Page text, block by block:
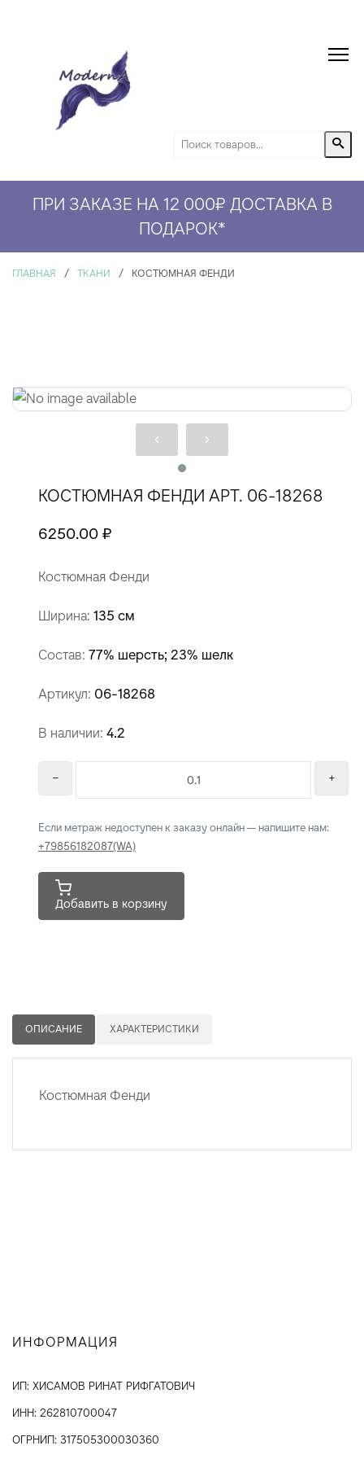
ПРИ ЗАКАЗЕ НА 12 000₽ ДОСТАВКА В
ПОДАРОК*
ГЛАВНАЯ / ТКАНИ / КОСТЮМНАЯ ФЕНДИ
КОСТЮМНАЯ ФЕНДИ АРТ. 06-18268
6250.00 ₽
Костюмная Фенди
Ширина: 135 см
Состав: 77% шерсть; 23% шелк
Артикул: 06-18268
В наличии: 4.2
Если метраж недоступен к заказу онлайн — напишите нам:
+79856182087(WA)
Добавить в корзину
ОПИСАНИЕ ХАРАКТЕРИСТИКИ
Костюмная Фенди
ИНФОРМАЦИЯ
ИП: ХИСАМОВ РИНАТ РИФГАТОВИЧ
ИНН: 262810700047
ОГРНИП: 317505300030360